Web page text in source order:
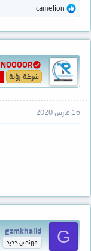
ا
ل
ع
ل
ا
ت
camelion
NOOOOR
شركة رؤية
16 مارس 2020
G
gsmkhalid
مهندس جديد